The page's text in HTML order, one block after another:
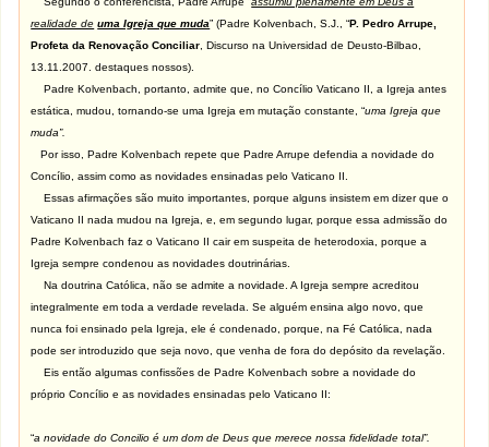
realidade de uma Igreja que muda” (Padre Kolvenbach, S.J., “P. Pedro Arrupe,
Profeta da Renovação Conciliar , Discurso na Universidad de Deusto-Bilbao,
13.11.2007. destaques nossos).
Padre Kolvenbach, portanto, admite que, no Concílio Vaticano II, a Igreja antes
estática, mudou, tornando-se uma Igreja em mutação constante, “uma Igreja que
muda”.
Por isso, Padre Kolvenbach repete que Padre Arrupe defendia a novidade do
Concílio, assim como as novidades ensinadas pelo Vaticano II.
Essas afirmações são muito importantes, porque alguns insistem em dizer que o
Vaticano II nada mudou na Igreja, e, em segundo lugar, porque essa admissão do
Padre Kolvenbach faz o Vaticano II cair em suspeita de heterodoxia, porque a
Igreja sempre condenou as novidades doutrinárias.
Na doutrina Católica, não se admite a novidade. A Igreja sempre acreditou
integralmente em toda a verdade revelada. Se alguém ensina algo novo, que
nunca foi ensinado pela Igreja, ele é condenado, porque, na Fé Católica, nada
pode ser introduzido que seja novo, que venha de fora do depósito da revelação.
Eis então algumas confissões de Padre Kolvenbach sobre a novidade do
próprio Concílio e as novidades ensinadas pelo Vaticano II:
“a novidade do Concilio é um dom de Deus que merece nossa fidelidade total”.